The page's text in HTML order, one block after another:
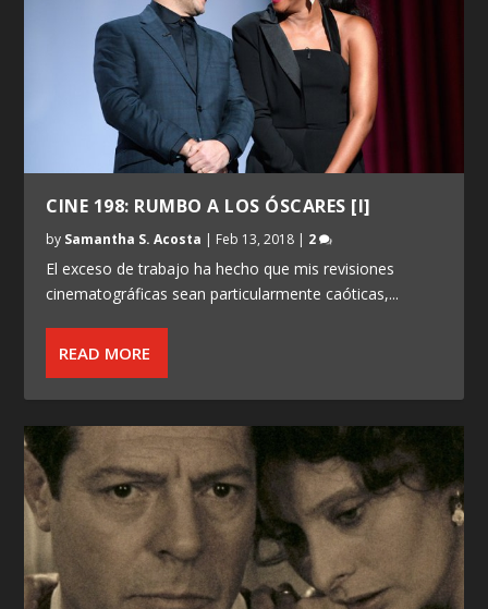
CINE 198: RUMBO A LOS ÓSCARES [I]
by Samantha S. Acosta | Feb 13, 2018 | 2
El exceso de trabajo ha hecho que mis revisiones
cinematográficas sean particularmente caóticas,...
READ MORE